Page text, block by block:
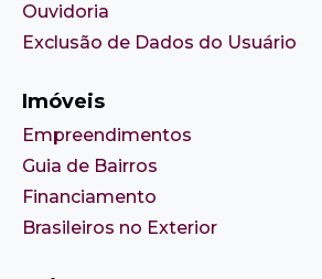
Ouvidoria
Exclusão de Dados do Usuário
Imóveis
Empreendimentos
Guia de Bairros
Financiamento
Brasileiros no Exterior